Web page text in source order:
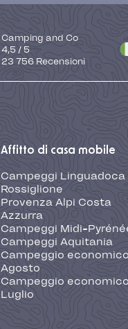
Camping and Co
4,5 / 5
23 756 Recensioni
Affitto di casa mobile
Campeggi Linguadoca
Rossiglione
Provenza Alpi Costa
Azzurra
Campeggi Midi-
Campeggi Aquitania
Campeggio
Agosto
Campeggio
Luglio